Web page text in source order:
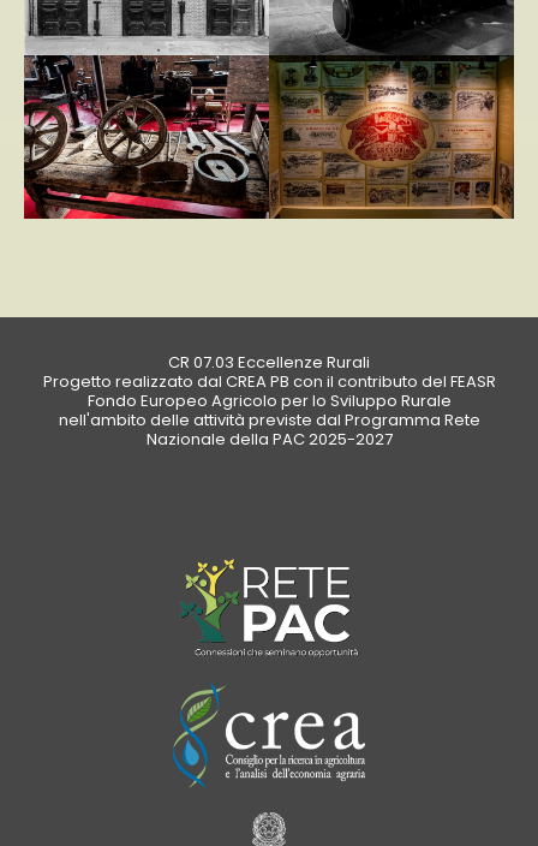
CR 07.03 Eccellenze Rurali
Progetto realizzato dal CREA PB con il contributo del FEASR
Fondo Europeo Agricolo per lo Sviluppo Rurale
nell'ambito delle attività previste dal Programma Rete
Nazionale della PAC 2025-2027